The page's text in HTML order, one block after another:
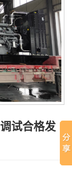
试合格发